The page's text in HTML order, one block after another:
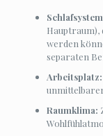
Hauptraum),
werden
separaten
Arbeitsplatz:
Raumklima: